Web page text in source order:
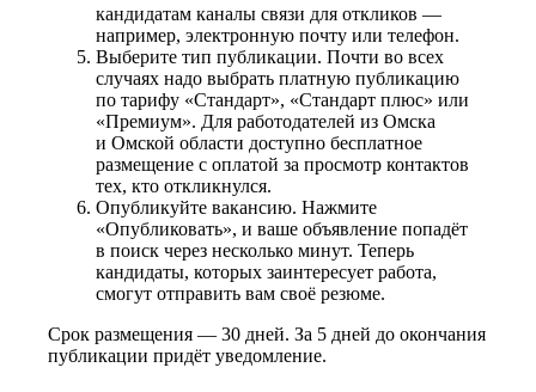
кандидатам каналы связи для откликов —
например, электронную почту или телефон.
Выберите тип публикации. Почти во всех
случаях надо выбрать платную публикацию
по тарифу «Стандарт», «Стандарт плюс» или
«Премиум». Для работодателей из Омска
и Омской области доступно бесплатное
размещение с оплатой за просмотр контактов
тех, кто откликнулся.
Опубликуйте вакансию. Нажмите
«Опубликовать», и ваше объявление попадёт
в поиск через несколько минут. Теперь
кандидаты, которых заинтересует работа,
смогут отправить вам своё резюме.
Срок размещения — 30 дней. За 5 дней до окончания
публикации придёт уведомление.